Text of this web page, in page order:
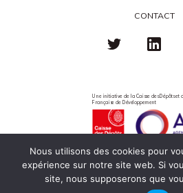
CONTACT
Politique de confidentialité
Éco-
Une initiative de la Caisse des Dépôts et
Française de Développement
Nous utilisons des cookies pour
expérience sur notre site web. Si
site, nous supposerons que